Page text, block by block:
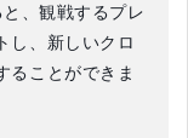
、観戦するプレ
し、新しいクロ
ることができま